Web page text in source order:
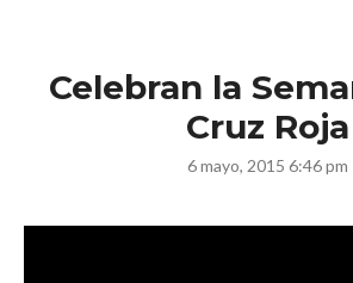
Celebran la
Cruz Roja
6 mayo, 2015 6:46 pm